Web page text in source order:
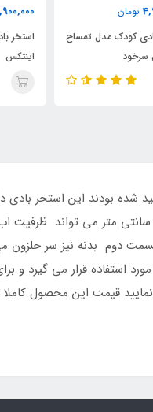
تومان
سرسره دار کودک
استخر
بودند این استخر بادی
دوم بدنه نیز سر حلزون
شرایط مختلف مورد استفاده قرار می گیرد
حضوری به ادرس ما مراجعه نمایید قیمت این